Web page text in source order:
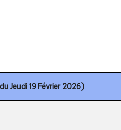
Jeudi 19 Février 2026)